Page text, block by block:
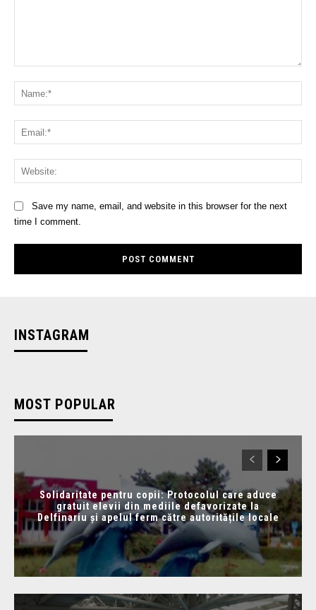
Save my name, email, and website in this browser for the next
time I comment.
INSTAGRAM
MOST POPULAR
Solidaritate pentru copii: Protocolul care aduce
gratuit elevii din mediile defavorizate la
Delfinariu și apelul ferm către autoritățile locale